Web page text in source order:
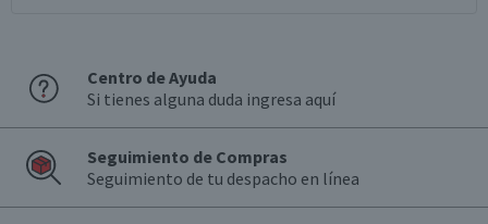
Centro de Ayuda
Si tienes alguna duda ingresa aquí
Seguimiento de Compras
Seguimiento de tu despacho en línea